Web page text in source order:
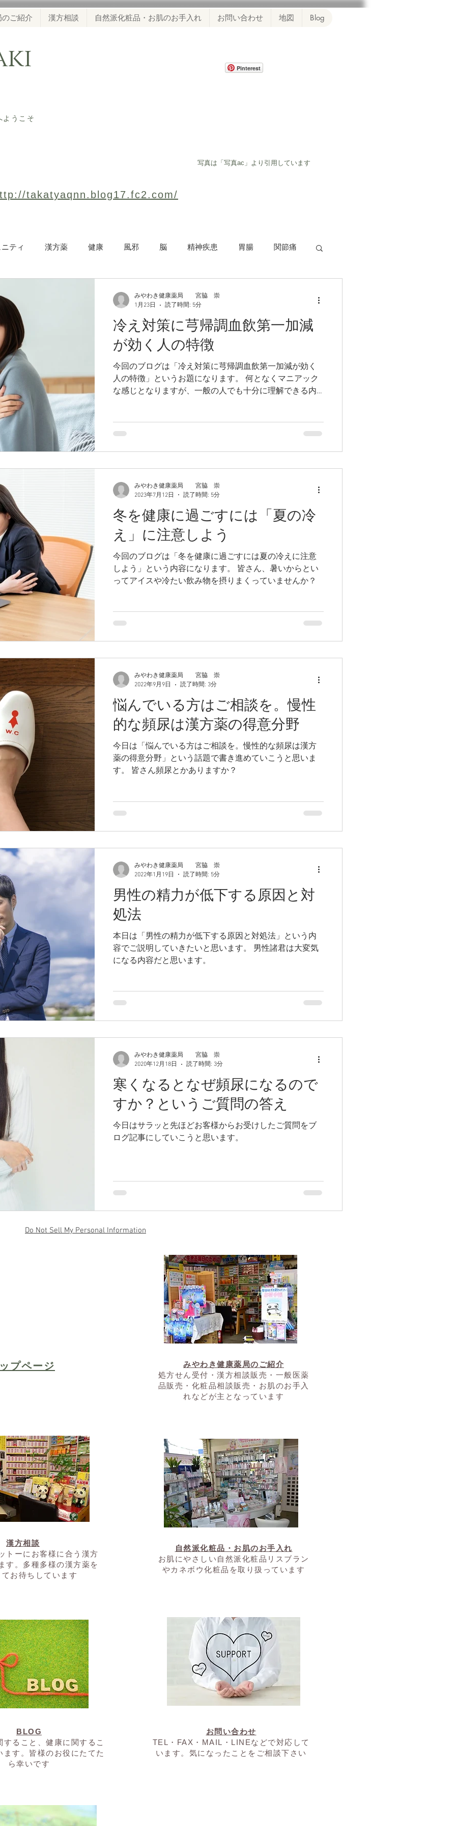
ご紹介 漢方相談 自然派化粧品・お肌のお手入れ お問い合わせ 地図 Blog
Pinterest
ようこそ
​写真は「写真ac」より引用しています
takatyaqnn.blog17.fc2.com/
ティ 漢方薬 健康 風邪 脳 精神疾患 胃腸 関節痛
産後疲れ 出産 妊娠 喫煙 肥満 寿命
冷え対策に芎帰調血飲第一加減
が効く人の特徴
今回のブログは「冷え対策に芎帰調血飲第一加減が効く
人の特徴」というお題になります。 何となくマニアック
な感じとなりますが、一般の人でも十分に理解できる内
みやわき健康薬局 宮脇 崇
1月23日
読了時間: 5分
冬を健康に過ごすには「夏の冷
え」に注意しよう
今回のブログは「冬を健康に過ごすには夏の冷えに注意
しよう」という内容になります。 皆さん、暑いからとい
ってアイスや冷たい飲み物を摂りまくっていませんか？
みやわき健康薬局 宮脇 崇
2023年7月12日
読了時間: 5分
悩んでいる方はご相談を。慢性
的な頻尿は漢方薬の得意分野
今日は「悩んでいる方はご相談を。慢性的な頻尿は漢方
薬の得意分野」という話題で書き進めていこうと思いま
す。 皆さん頻尿とかありますか？
みやわき健康薬局 宮脇 崇
2022年9月9日
読了時間: 3分
男性の精力が低下する原因と対
処法
本日は「男性の精力が低下する原因と対処法」という内
容でご説明していきたいと思います。 男性諸君は大変気
になる内容だと思います。
みやわき健康薬局 宮脇 崇
2022年1月19日
読了時間: 5分
寒くなるとなぜ頻尿になるので
すか？というご質問の答え
今日はサラッと先ほどお客様からお受けしたご質問をブ
ログ記事にしていこうと思います。
みやわき健康薬局 宮脇 崇
2020年12月18日
読了時間: 3分
Do Not Sell My Personal Information
プページ
漢方相談
トーにお客様に合う漢方
す。多種多様の漢方薬を
お待ちしています
BLOG
すること、健康に関するこ
ます。皆様のお役にたてた
ら幸いです
みやわき健康薬局のご紹介
処方せん受付・漢方相談販売・一般医薬
品販売・化粧品相談販売・お肌のお手入
れなどが主となっています
自然派化粧品・お肌のお手入れ
​お肌にやさしい自然派化粧品リスブラン
やカネボウ化粧品を取り扱っています
お問い合わせ
TEL・FAX・MAIL・LINEなどで対応して
います。気になったことをご相談下さい